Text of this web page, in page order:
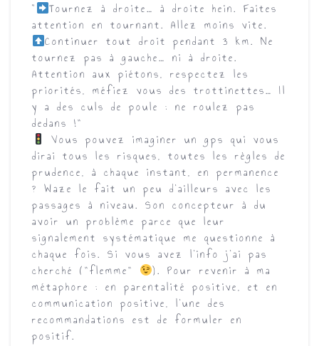
“
Tournez à droite… à droite hein. Faites
attention en tournant. Allez moins vite.
Continuer tout droit pendant 3 km. Ne
tournez pas à gauche… ni à droite.
Attention aux piétons, respectez les
priorités, méfiez vous des trottinettes… Il
y a des culs de poule : ne roulez pas
dedans !”
Vous pouvez imaginer un gps qui vous
dirai tous les risques, toutes les règles de
prudence, à chaque instant, en permanence
? Waze le fait un peu d’ailleurs avec les
passages à niveau. Son concepteur à du
avoir un problème parce que leur
signalement systématique me questionne à
chaque fois. Si vous avez l’info j’ai pas
cherché (”flemme”
). Pour revenir à ma
métaphore : en parentalité positive, et en
communication positive, l’une des
recommandations est de formuler en
positif.